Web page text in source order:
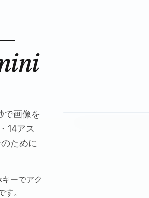
で画像を
14アス
ために
ーでアク
。